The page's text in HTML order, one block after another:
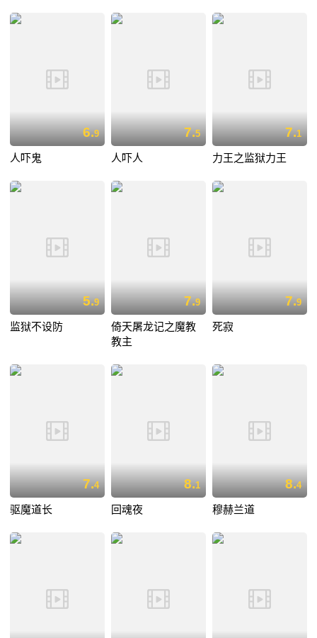
6.9
人吓鬼
7.5
人吓人
7.1
力王之监狱力王
5.9
监狱不设防
7.9
倚天屠龙记之魔教
教主
7.9
死寂
7.4
驱魔道长
8.1
回魂夜
8.4
穆赫兰道